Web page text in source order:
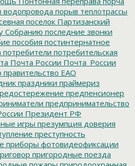
водопровода порыв теплотрассы
поселок Партизанский
Собранию последние звонки
пособия постинтернатное
потребители потребительская
Почта России Почта_России
правительство ЕАО
праздники праймериз
предпенсионер
предпринимательство
Президент РФ
игры презумпция доверия
преступность
приборы фотовидеофиксации
пригородные поезда